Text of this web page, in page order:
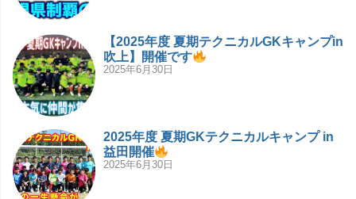
【2025年度 夏期テクニカルGKキャンプin
吹上】開催です
2025年6月30日
2025年度 夏期GKテクニカルキャンプ in
益田開催
2025年6月30日